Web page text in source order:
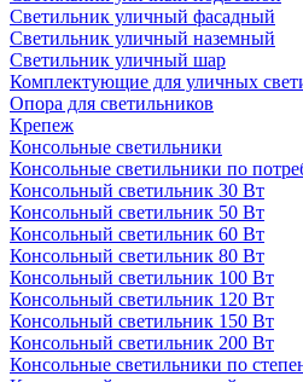
Светильник уличный фасадный
Светильник уличный наземный
Cветильник уличный шар
Комплектующие для уличных
Опора для светильников
Крепеж
Консольные светильники
Консольные светильники по
Консольный светильник 30 Вт
Консольный светильник 50 Вт
Консольный светильник 60 Вт
Консольный светильник 80 Вт
Консольный светильник 100 Вт
Консольный светильник 120 Вт
Консольный светильник 150 Вт
Консольный светильник 200 Вт
Консольные светильники по